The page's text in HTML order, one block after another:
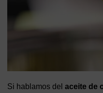
Si hablamos del aceite de